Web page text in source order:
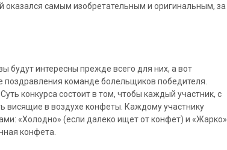
оказался самым изобретательным и оригинальным, за
будут интересны прежде всего для них, а вот
поздравления команде болельщиков победителя.
конкурса состоит в том, чтобы каждый участник, с
висящие в воздухе конфеты. Каждому участнику
«Холодно» (если далеко ищет от конфет) и «Жарко»
конфета.